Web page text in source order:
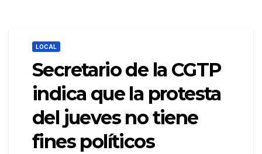
LOCAL
Secretario de la CGTP
indica que la protesta
del jueves no tiene
fines políticos